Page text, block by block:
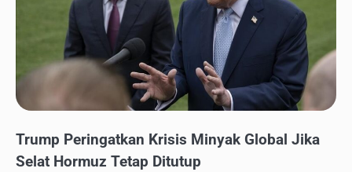
Trump Peringatkan Krisis Minyak Global Jika
Selat Hormuz Tetap Ditutup